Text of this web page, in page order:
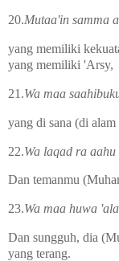
20.Mutaa'in samma
yang memiliki
yang memiliki 'Arsy,
21.Wa maa
yang di sana (di
22.Wa laqad ra
Dan temanmu
23.Wa maa huwa
Dan sungguh, dia
yang terang.